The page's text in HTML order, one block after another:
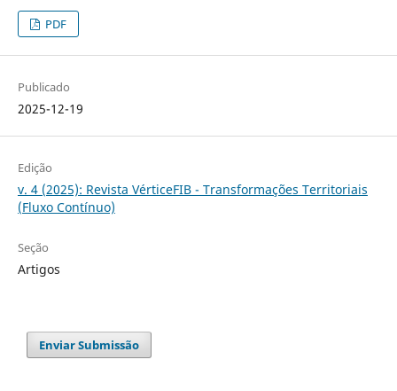
PDF
Publicado
2025-12-19
Edição
v. 4 (2025): Revista VérticeFIB - Transformações Territoriais
(Fluxo Contínuo)
Seção
Artigos
Enviar Submissão